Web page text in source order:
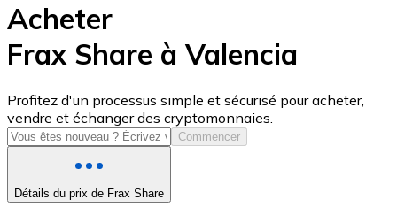
USD Coin
USDC
Acheter
Frax Share à Valencia
Profitez d'un processus simple et sécurisé pour acheter,
vendre et échanger des cryptomonnaies.
Commencer
Détails du prix de Frax Share